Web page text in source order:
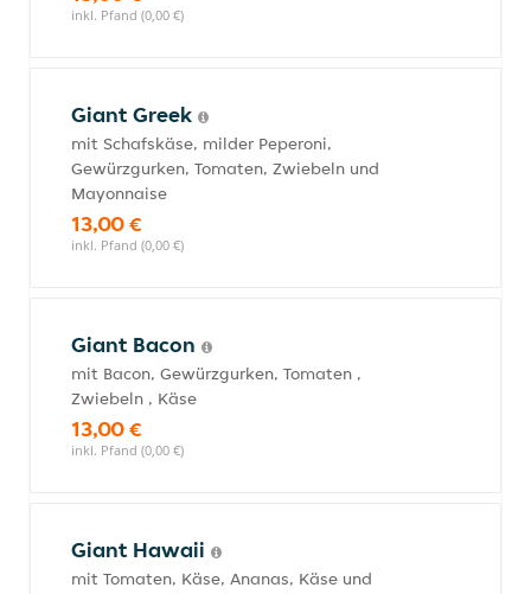
inkl. Pfand (0,00 €)
Giant Greek
mit Schafskäse, milder Peperoni,
Gewürzgurken, Tomaten, Zwiebeln und
Mayonnaise
13,00 €
inkl. Pfand (0,00 €)
Giant Bacon
mit Bacon, Gewürzgurken, Tomaten ,
Zwiebeln , Käse
13,00 €
inkl. Pfand (0,00 €)
Giant Hawaii
mit Tomaten, Käse, Ananas, Käse und